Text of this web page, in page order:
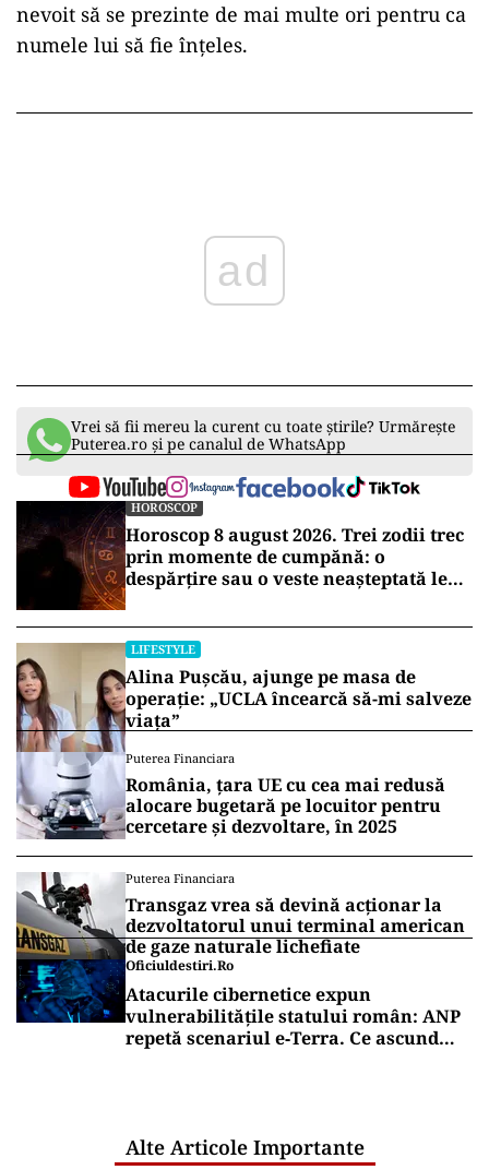
nevoit să se prezinte de mai multe ori pentru ca
numele lui să fie înțeles.
ad
Vrei să fii mereu la curent cu toate știrile? Urmărește
Puterea.ro și pe canalul de WhatsApp
HOROSCOP
Horoscop 8 august 2026. Trei zodii trec
prin momente de cumpănă: o
despărțire sau o veste neașteptată le
LIFESTYLE
Alina Pușcău, ajunge pe masa de
operație: „UCLA încearcă să-mi salveze
viața”
Puterea Financiara
România, țara UE cu cea mai redusă
alocare bugetară pe locuitor pentru
cercetare și dezvoltare, în 2025
Puterea Financiara
Transgaz vrea să devină acționar la
dezvoltatorul unui terminal american
de gaze naturale lichefiate
Oficiuldestiri.ro
Atacurile cibernetice expun
vulnerabilitățile statului român: ANP
repetă scenariul e‑Terra. Ce ascund
Alte Articole Importante